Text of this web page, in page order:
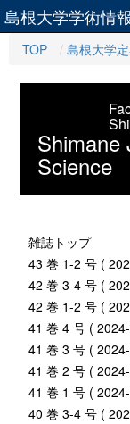
島根大学学術情
TOP 島根大学
Shimane
Science
雑誌トップ
43 巻 1-2 号 (
42 巻 3-4 号 (
42 巻 1-2 号 (
41 巻 4 号 (
41 巻 3 号 (
41 巻 2 号 (
41 巻 1 号 (
40 巻 3-4 号 (